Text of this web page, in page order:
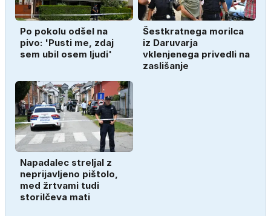
Po pokolu odšel na
pivo: 'Pusti me, zdaj
sem ubil osem ljudi'
Šestkratnega morilca
iz Daruvarja
vklenjenega privedli na
zaslišanje
Napadalec streljal z
neprijavljeno pištolo,
med žrtvami tudi
storilčeva mati